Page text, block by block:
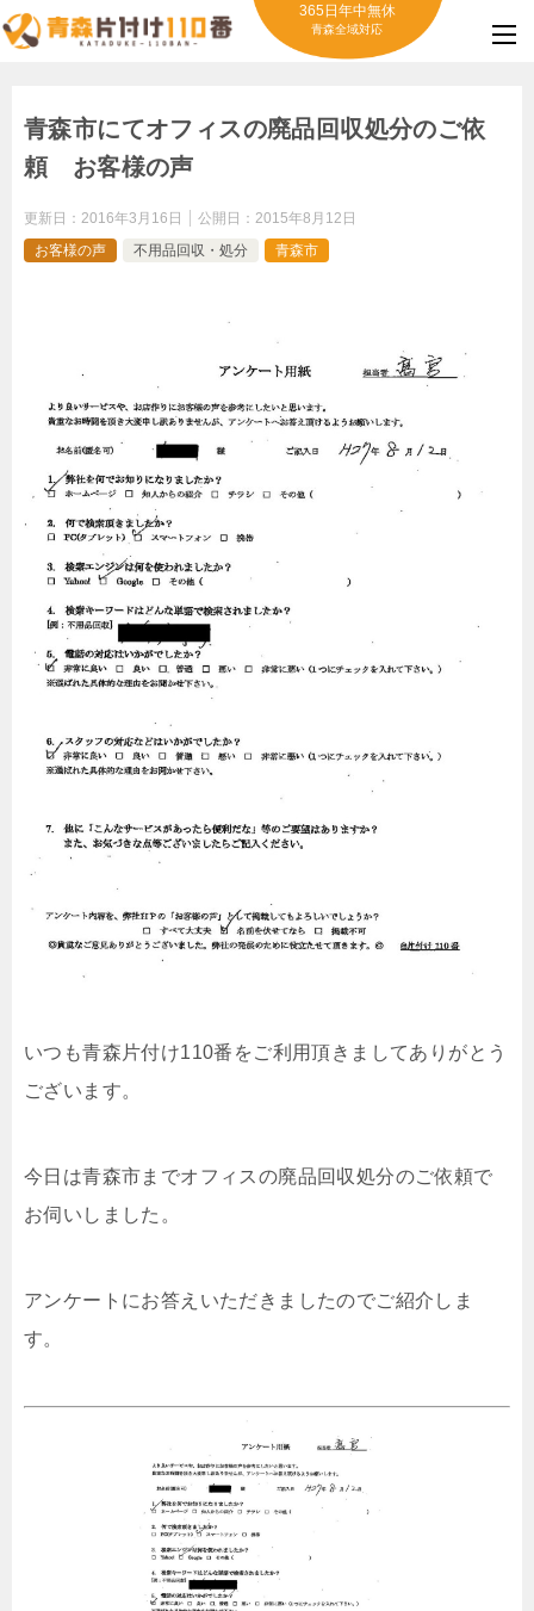
365日年中無休
青森全域対応
青森市にてオフィスの廃品回収処分のご依
頼 お客様の声
更新日： 2016年3月16日 公開日： 2015年8月12日
お客様の声
不用品回収・処分 青森市
いつも青森片付け110番をご利用頂きましてありがとう
ございます。
今日は青森市までオフィスの廃品回収処分のご依頼で
お伺いしました。
アンケートにお答えいただきましたのでご紹介しま
す。